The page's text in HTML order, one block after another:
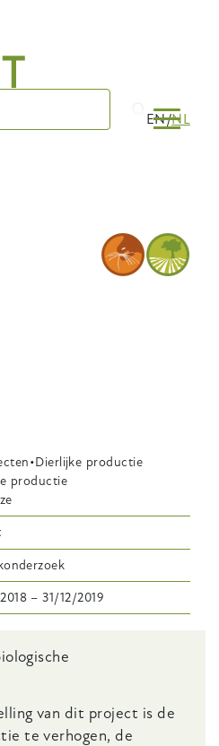
EN NL
Dierlijke productie
productie
–31/12/2019
van dit project is de
te verhogen, de